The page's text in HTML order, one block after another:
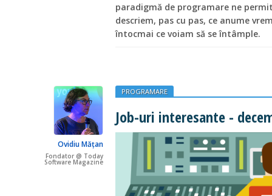
paradigmă de programare ne
descriem, pas cu pas, ce anume
întocmai ce voiam să se întâmple.
Ovidiu Mățan
Fondator @ Today
Software Magazine
PROGRAMARE
Job-uri interesante -